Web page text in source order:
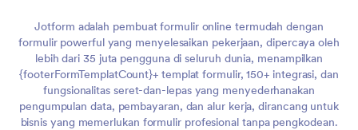
Jotform adalah pembuat formulir online termudah dengan
formulir powerful yang menyelesaikan pekerjaan, dipercaya oleh
lebih dari 35 juta pengguna di seluruh dunia, menampilkan
{footerFormTemplatCount}+ templat formulir, 150+ integrasi, dan
fungsionalitas seret-dan-lepas yang menyederhanakan
pengumpulan data, pembayaran, dan alur kerja, dirancang untuk
bisnis yang memerlukan formulir profesional tanpa pengkodean.